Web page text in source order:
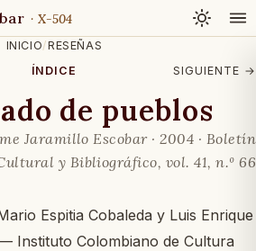
· X-504
INICIO/RESEÑAS
ÍNDICE SIGUIENTE →
de pueblos
Jaramillo Escobar · 2004 · Boletín
y Bibliográfico, vol. 41, n.º 66
Espitia Cobaleda y Luis Enrique
Instituto Colombiano de Cultura